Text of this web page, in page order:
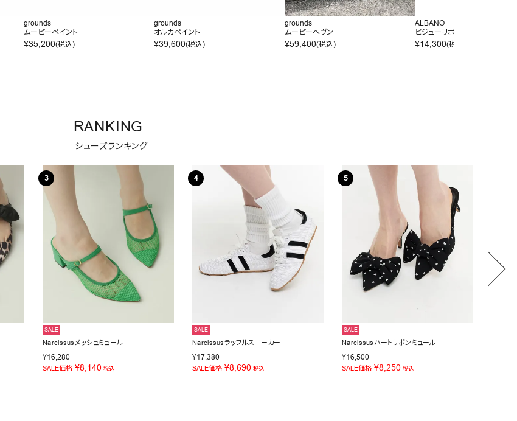
grounds
ムーピーペイント
¥35,200(税込)
grounds
オルカペイント
¥39,600(税込)
grounds
ムーピーヘヴン
¥59,400(税込)
ALBANO
ビジューリボンヒール
¥14,300(税込)
RANKING
シューズランキング
SALE
Narcissusメッシュミュール
¥16,280
SALE価格 ¥8,140 税込
SALE
Narcissusラッフルスニーカー
¥17,380
SALE価格 ¥8,690 税込
SALE
Narcissusハートリボンミュール
¥16,500
SALE価格 ¥8,250 税込